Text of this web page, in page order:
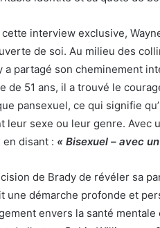
cette interview exclusive,
de soi. Au milieu des
a partagé son cheminement
de 51 ans, il a trouvé le
pansexuel, ce qui signifie
leur sexe ou leur genre. Avec
en disant : « Bisexuel – avec
de Brady de révéler sa
une démarche profonde et
envers la santé